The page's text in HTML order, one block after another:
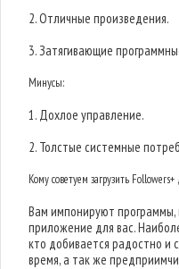
2. Отличные произведения.
3. Затягивающие
Минусы:
1. Дохлое управление.
2. Толстые системные
Кому советуем загрузить
Вам импонируют программы,
приложение для вас.
кто добивается радостно и
время, а так же